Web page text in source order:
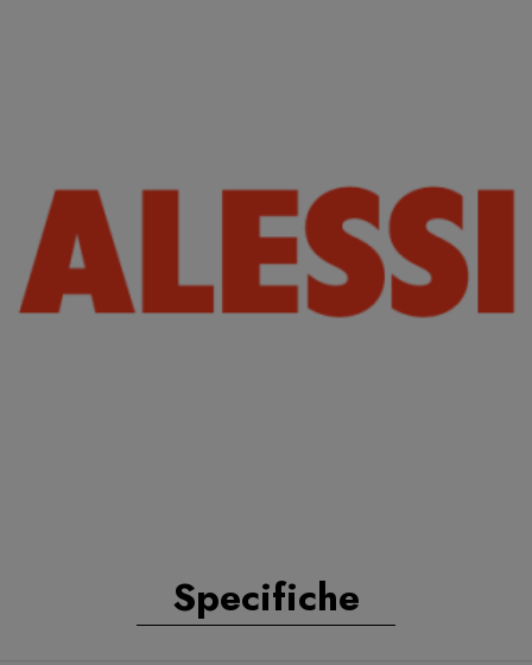
Specifiche